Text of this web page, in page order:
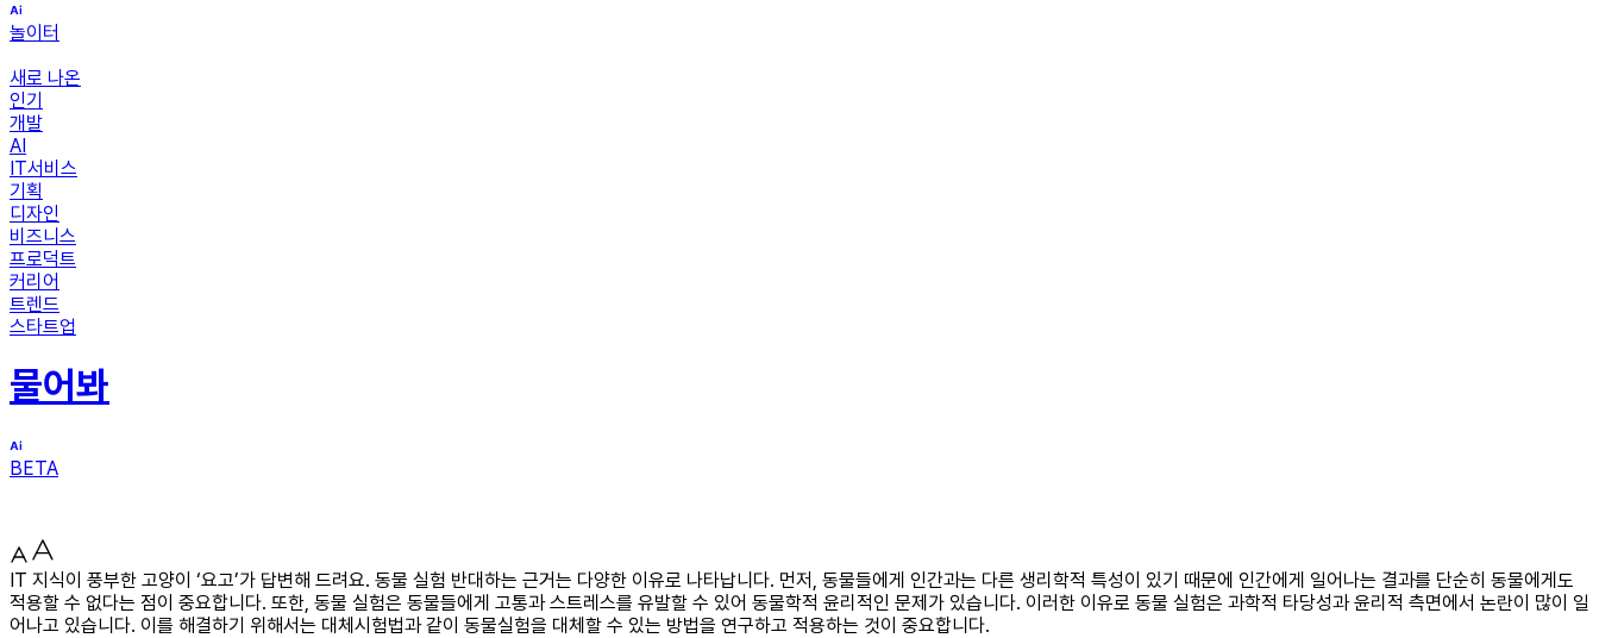
놀이터
새로 나온
인기
개발
AI
IT서비스
기획
디자인
비즈니스
프로덕트
커리어
트렌드
스타트업
물어봐
BETA
IT 지식이 풍부한 고양이 ‘요고’가 답변해 드려요. 동물 실험 반대하는 근거는 다양한 이유로 나타납니다. 먼저, 동물들에게 인간과는 다른 생리학적 특성이 있기 때문에 인간에게 일어나는 결과를 단순히 동물에게도
적용할 수 없다는 점이 중요합니다. 또한, 동물 실험은 동물들에게 고통과 스트레스를 유발할 수 있어 동물학적 윤리적인 문제가 있습니다. 이러한 이유로 동물 실험은 과학적 타당성과 윤리적 측면에서 논란이 많이 일
어나고 있습니다. 이를 해결하기 위해서는 대체시험법과 같이 동물실험을 대체할 수 있는 방법을 연구하고 적용하는 것이 중요합니다.